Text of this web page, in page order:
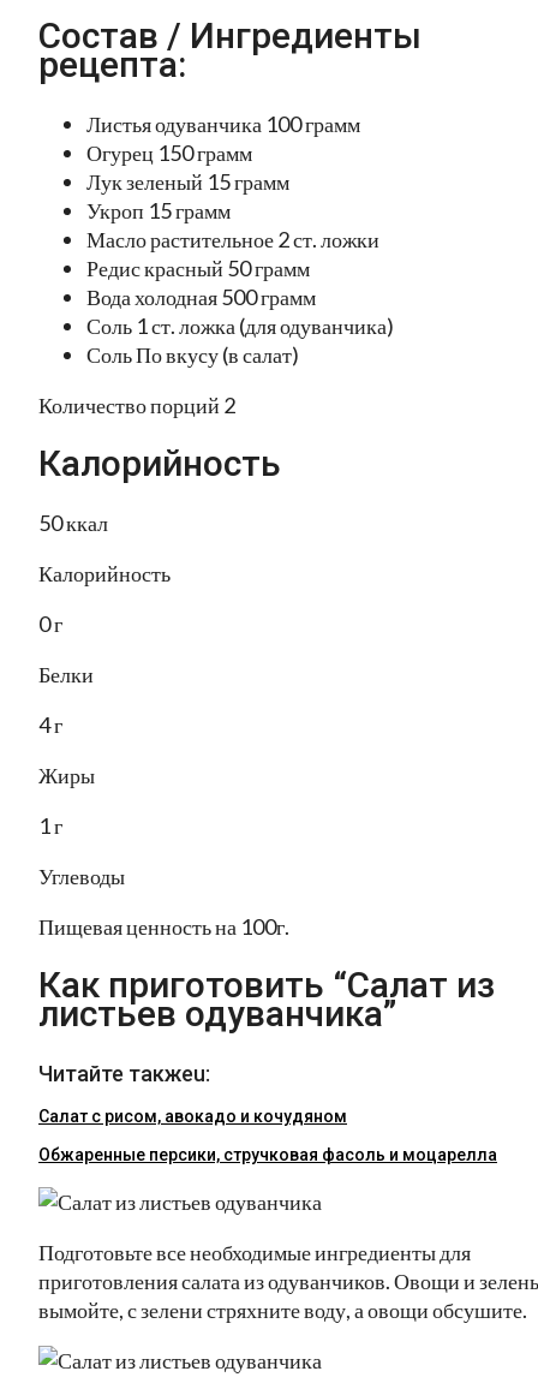
Состав / Ингредиенты
рецепта:
Листья одуванчика 100 грамм
Огурец 150 грамм
Лук зеленый 15 грамм
Укроп 15 грамм
Масло растительное 2 ст. ложки
Редис красный 50 грамм
Вода холодная 500 грамм
Соль 1 ст. ложка (для одуванчика)
Соль По вкусу (в салат)
Количество порций 2
Калорийность
50 ккал
Калорийность
0 г
Белки
4 г
Жиры
1 г
Углеводы
Пищевая ценность на 100г.
Как приготовить “Салат из
листьев одуванчика”
Читайте такжеu:
Салат с рисом, авокадо и кочудяном
Обжаренные персики, стручковая фасоль и моцарелла
Подготовьте все необходимые ингредиенты для
приготовления салата из одуванчиков. Овощи и зелень
вымойте, с зелени стряхните воду, а овощи обсушите.